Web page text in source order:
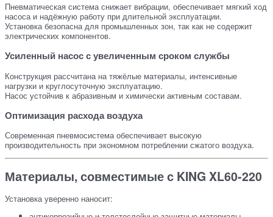
Пневматическая система снижает вибрации, обеспечивает мягкий ход
насоса и надёжную работу при длительной эксплуатации.
Установка безопасна для промышленных зон, так как не содержит
электрических компонентов.
Усиленный насос с увеличенным сроком службы
Конструкция рассчитана на тяжёлые материалы, интенсивные
нагрузки и круглосуточную эксплуатацию.
Насос устойчив к абразивным и химически активным составам.
Оптимизация расхода воздуха
Современная пневмосистема обеспечивает высокую
производительность при экономном потреблении сжатого воздуха.
Материалы, совместимые с KING XL60-220
Установка уверенно наносит: